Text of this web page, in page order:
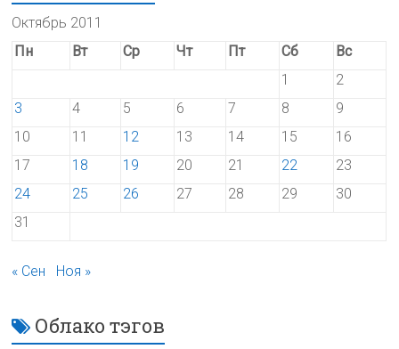
Октябрь 2011
Пн
Вт Ср Чт Пт Сб
Вс
1
2
3
4 5 6 7 8
9
10
11 12 13 14 15
16
17
18 19 20 21 22
23
24
25 26 27 28 29
30
31
« Сен Ноя »
Облако тэгов